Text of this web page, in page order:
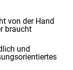
von der Hand
braucht
und